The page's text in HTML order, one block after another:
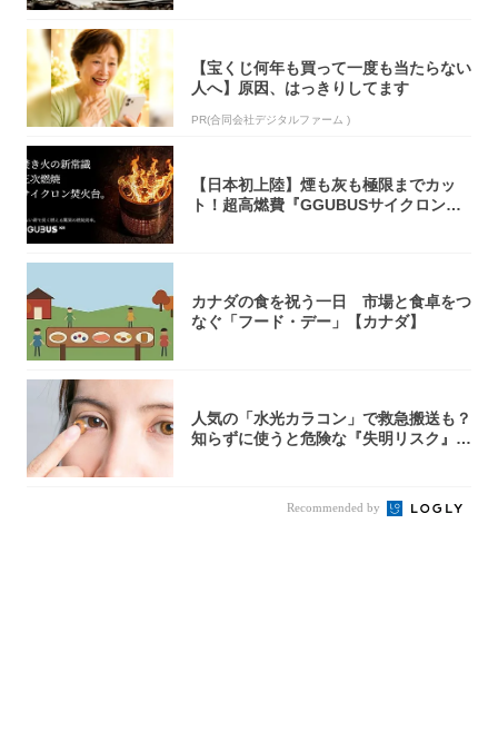
【宝くじ何年も買って一度も当たらない
人へ】原因、はっきりしてます
PR(合同会社デジタルファーム )
【日本初上陸】煙も灰も極限までカッ
ト！超高燃費『GGUBUSサイクロン焚
カナダの食を祝う一日 市場と食卓をつ
なぐ「フード・デー」【カナダ】
人気の「水光カラコン」で救急搬送も？
知らずに使うと危険な『失明リスク』と
Recommended by